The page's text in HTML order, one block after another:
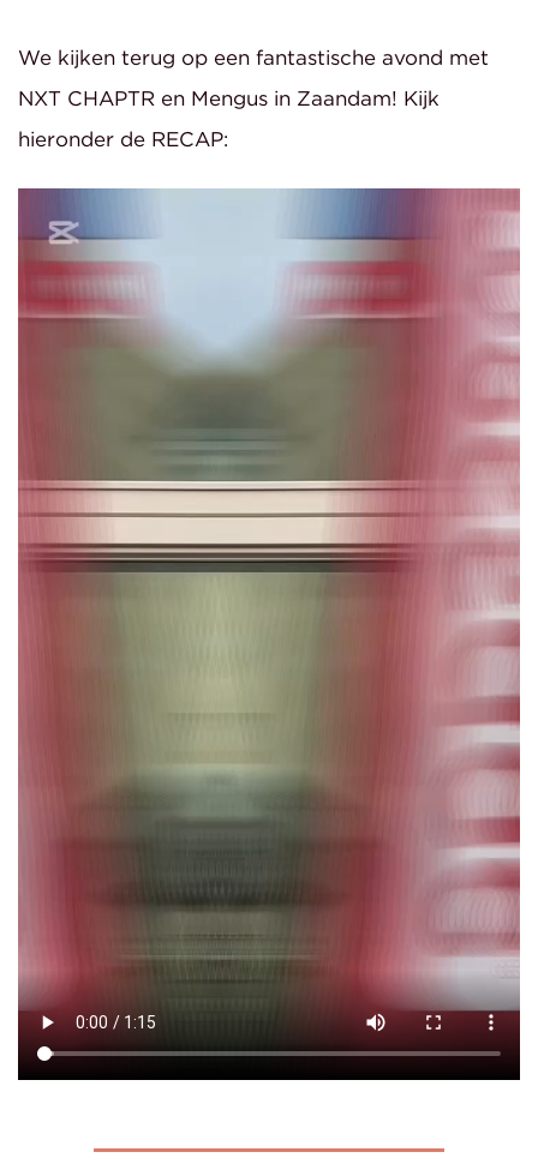
We kijken terug op een fantastische avond met
NXT CHAPTR en Mengus in Zaandam! Kijk
hieronder de RECAP: